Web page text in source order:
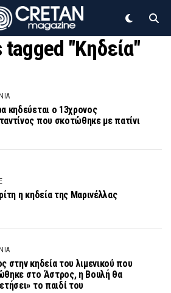
"Κηδεία"
κηδεύεται ο 13χρονος
που σκοτώθηκε με πατίνι
η κηδεία της Μαρινέλλας
στην κηδεία του λιμενικού που
στο Άστρος, η Βουλή θα
το παιδί του